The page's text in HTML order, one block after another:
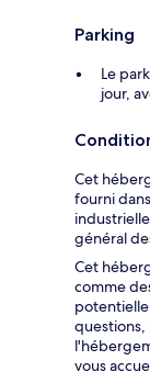
Parking
Le
jour,
Cet
fourni
général
Cet
comme
questions,
vous